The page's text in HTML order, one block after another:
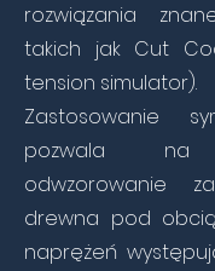
rozwiązania
takich jak Cut
tension simulator).
Zastosowanie
pozwala na
odwzorowanie
drewna pod
naprężeń